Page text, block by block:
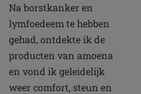
Na borstkanker en
lymfoedeem te hebben
gehad, ontdekte ik de
producten van amoena
en vond ik geleidelijk
weer comfort, steun en